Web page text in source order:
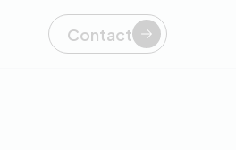
Contact